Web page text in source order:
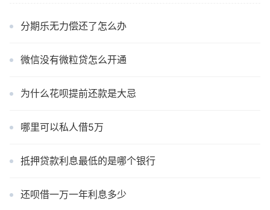
分期乐无力偿还了怎么办
微信没有微粒贷怎么开通
为什么花呗提前还款是大忌
哪里可以私人借5万
抵押贷款利息最低的是哪个银行
还呗借一万一年利息多少